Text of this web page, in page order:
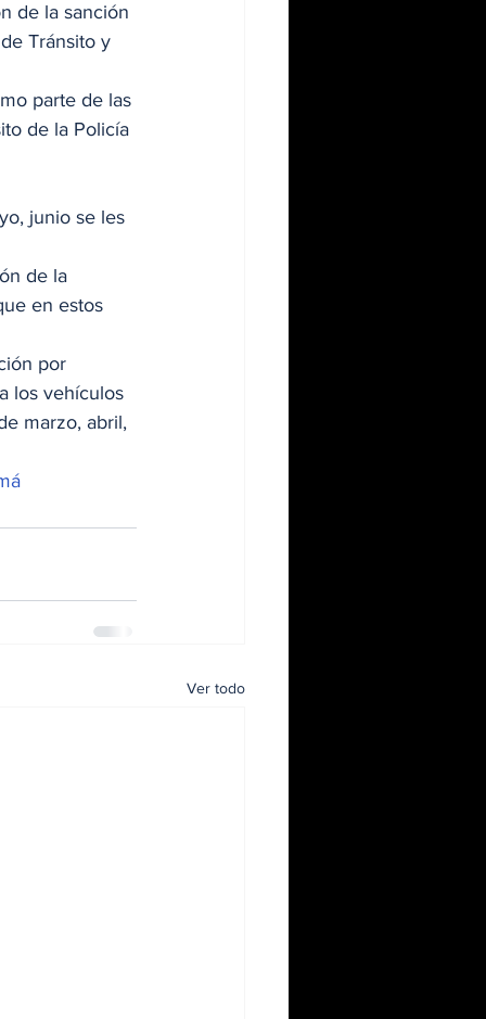
de la sanción
Tránsito y
parte de las
de la Policía
junio se les
de la
en estos
por
los vehículos
marzo, abril,
Ver todo